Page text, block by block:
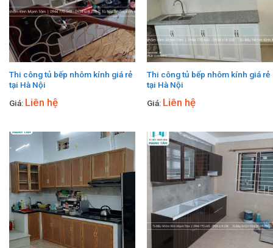
Thi công tủ bếp nhôm kính giá rẻ
tại Hà Nội
Giá: Liên hệ
Thi công tủ bếp nhôm kính giá rẻ
tại Hà Nội
Giá: Liên hệ